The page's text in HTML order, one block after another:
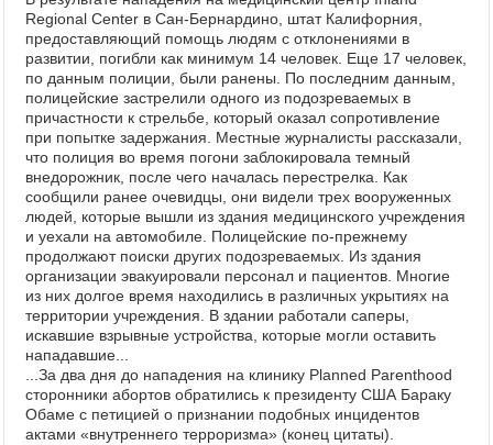
Regional Center в Сан-Бернардино, штат Калифорния,
предоставляющий помощь людям с отклонениями в
развитии, погибли как минимум 14 человек. Еще 17 человек,
по данным полиции, были ранены. По последним данным,
полицейские застрелили одного из подозреваемых в
причастности к стрельбе, который оказал сопротивление
при попытке задержания. Местные журналисты рассказали,
что полиция во время погони заблокировала темный
внедорожник, после чего началась перестрелка. Как
сообщили ранее очевидцы, они видели трех вооруженных
людей, которые вышли из здания медицинского учреждения
и уехали на автомобиле. Полицейские по-прежнему
продолжают поиски других подозреваемых. Из здания
организации эвакуировали персонал и пациентов. Многие
из них долгое время находились в различных укрытиях на
территории учреждения. В здании работали саперы,
искавшие взрывные устройства, которые могли оставить
нападавшие...
...За два дня до нападения на клинику Planned Parenthood
сторонники абортов обратились к президенту США Бараку
Обаме с петицией о признании подобных инцидентов
актами «внутреннего терроризма» (конец цитаты).